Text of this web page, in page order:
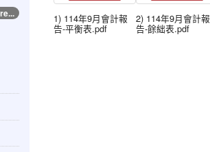
1) 114年9月會計報
告-平衡表.pdf
2) 114年9月會計報
告-餘絀表.pdf